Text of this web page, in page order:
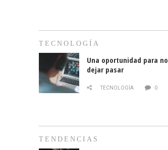
TECNOLOGÍA
Una oportunidad para no
dejar pasar
TECNOLOGÍA 0
TENDENCIAS